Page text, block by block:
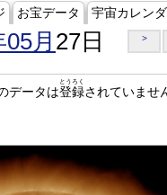
お宝データ 宇宙カレン
月 27日 >
データは登録
とうろく
されていませ